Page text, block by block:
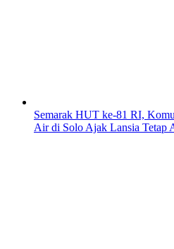
Semarak HUT ke-81 RI,
Air di Solo Ajak Lansia Tetap